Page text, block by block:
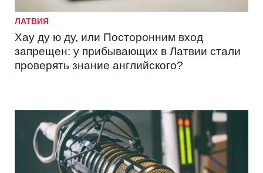
ЛАТВИЯ
Хау ду ю ду, или Посторонним вход
запрещен: у прибывающих в Латвии стали
проверять знание английского?